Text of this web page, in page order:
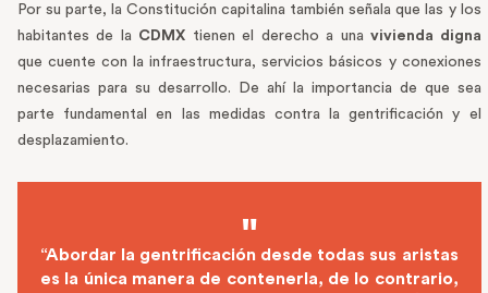
Por su parte, la Constitución capitalina también señala que las y los
habitantes de la CDMX tienen el derecho a unavivienda digna
que cuente con la infraestructura, servicios básicos y conexiones
necesarias para su desarrollo. De ahí la importancia de que sea
parte fundamental en las medidas contra la gentrificación y el
desplazamiento.
“Abordar la gentrificación desde todas sus aristas
es la única manera de contenerla, de lo contrario,